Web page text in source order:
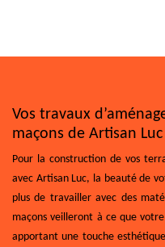
Vos travaux
maçons de Artisan Luc
Pour la construction de vos
avec Artisan Luc, la beauté de
plus de travailler avec des
maçons veilleront à ce que
apportant une touche